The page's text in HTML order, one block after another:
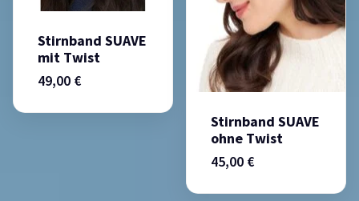
Stirnband SUAVE
mit Twist
49,00 €
Stirnband SUAVE
ohne Twist
45,00 €